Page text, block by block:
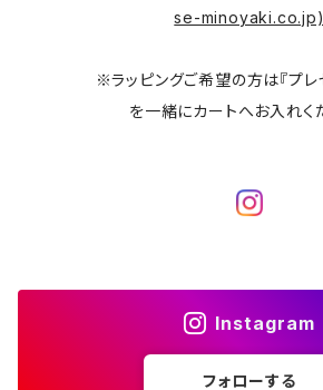
se-minoyaki.co.jp)
※ラッピングご希望の方は『プレ
を一緒にカートへお入れく
Instagram
フォローする